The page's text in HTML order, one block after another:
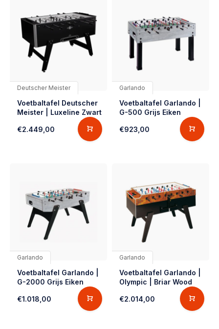
Deutscher Meister
Voetbaltafel Deutscher
Meister | Luxeline Zwart
€2.449,00
Garlando
Voetbaltafel Garlando |
G-500 Grijs Eiken
€923,00
Garlando
Voetbaltafel Garlando |
G-2000 Grijs Eiken
€1.018,00
Garlando
Voetbaltafel Garlando |
Olympic | Briar Wood
€2.014,00